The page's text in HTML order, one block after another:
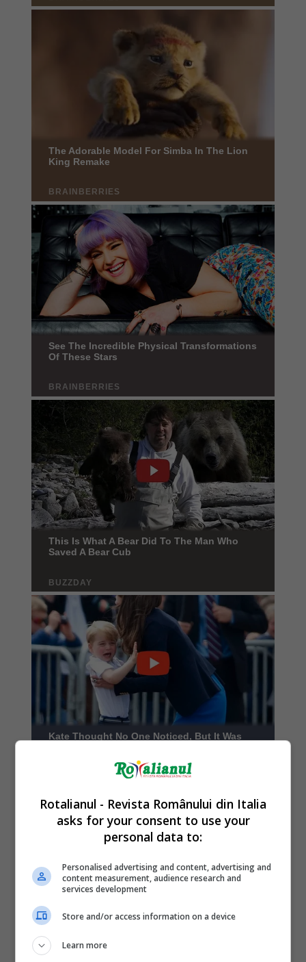
Rotalianul - Revista Românului din Italia
asks for your consent to use your
personal data to:
Personalised advertising and content, advertising and
content measurement, audience research and
services development
Store and/or access information on a device
Learn more